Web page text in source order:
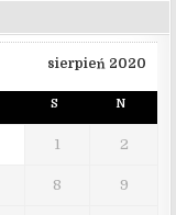
sierpień 2020
S N
1 2
8 9